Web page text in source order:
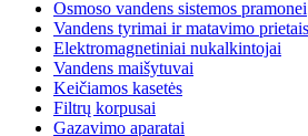
Osmoso vandens sistemos pramonei
Vandens tyrimai ir matavimo
Elektromagnetiniai nukalkintojai
Vandens maišytuvai
Keičiamos kasetės
Filtrų korpusai
Gazavimo aparatai